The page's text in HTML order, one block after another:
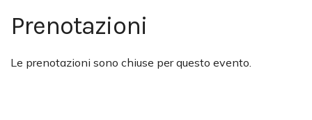
Prenotazioni
Le prenotazioni sono chiuse per questo evento.